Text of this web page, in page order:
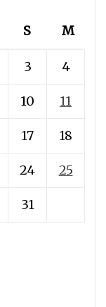
S M
3 4
10 11
17 18
24 25
31